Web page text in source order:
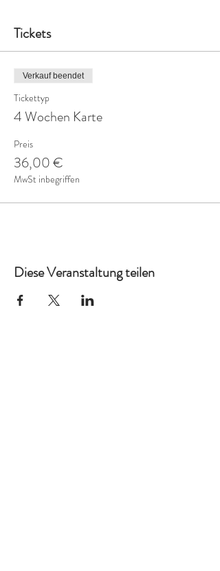
Tickets
Verkauf beendet
Tickettyp
4 Wochen Karte
Preis
36,00 €
MwSt inbegriffen
Diese Veranstaltung teilen